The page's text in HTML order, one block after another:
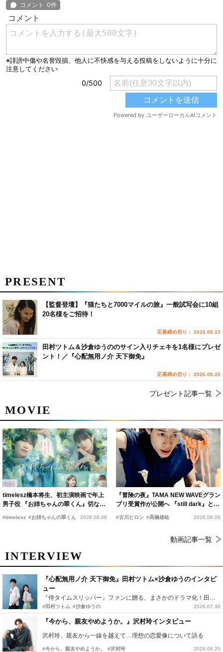
MOVIE
timelesz橋本将生、初主演映画で年上
男子役 『お姉ちゃんの翠くん』切ない
#timelesz #お姉ちゃんの翠くん 2026.08.08
『冒険の夜』TAMA NEW WAVEグラン
プリ受賞作が公開へ 『still dark』と同
#古川ヒロシ #髙橋雄祐 2026.08.06
動画記事一覧
INTERVIEW
『心配無用ノ介 天下御免』田村ツトム×沙倉ゆうのインタビ
ュー
『侍タイムスリッパー』ファンに贈る、まさかのドラマ化！田村ツトム×沙倉ゆうのが語る『心配無用ノ介』撮影秘話
#田村ツトム #沙倉ゆうの 2026.07.30
『今から、親友やめようか。』沢村玲インタビュー
沢村玲、親友から一線を越えて…理想の恋愛像について語る
#今から、親友やめようか。 #沢村玲 2026.06.20
PRESENT
【監督登壇】『猫たちと7000マイルの旅』一般試写会に10組
20名様をご招待！
応募締め切り： 2026.08.15
田村ツトム＆沙倉ゆうののサイン入りチェキを1名様にプレゼ
ント！／『心配無用ノ介 天下御免』
応募締め切り： 2026.08.20
プレゼント記事一覧